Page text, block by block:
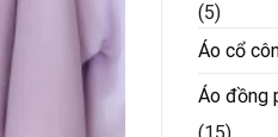
(5)
Áo cổ
Áo đồng